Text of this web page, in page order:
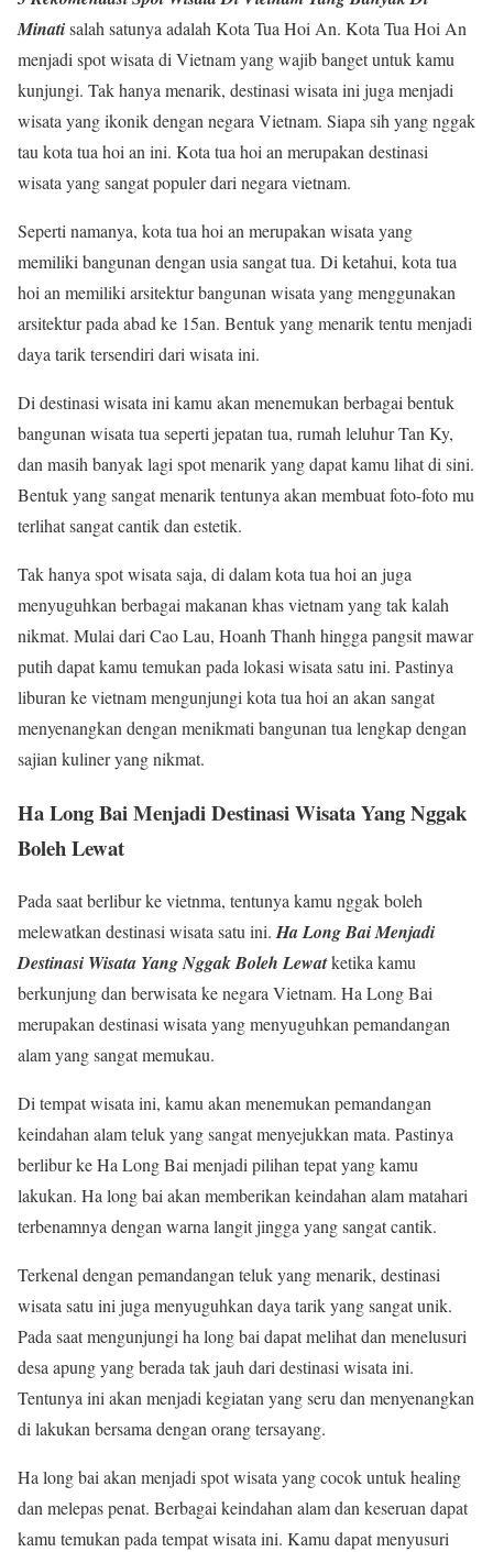
Minatisalah satunya adalah Kota Tua Hoi An. Kota Tua Hoi An
menjadi spot wisata di Vietnam yang wajib banget untuk kamu
kunjungi. Tak hanya menarik, destinasi wisata ini juga menjadi
wisata yang ikonik dengan negara Vietnam. Siapa sih yang nggak
tau kota tua hoi an ini. Kota tua hoi an merupakan destinasi
wisata yang sangat populer dari negara vietnam.
Seperti namanya, kota tua hoi an merupakan wisata yang
memiliki bangunan dengan usia sangat tua. Di ketahui, kota tua
hoi an memiliki arsitektur bangunan wisata yang menggunakan
arsitektur pada abad ke 15an. Bentuk yang menarik tentu menjadi
daya tarik tersendiri dari wisata ini.
Di destinasi wisata ini kamu akan menemukan berbagai bentuk
bangunan wisata tua seperti jepatan tua, rumah leluhur Tan Ky,
dan masih banyak lagi spot menarik yang dapat kamu lihat di sini.
Bentuk yang sangat menarik tentunya akan membuat foto-foto mu
terlihat sangat cantik dan estetik.
Tak hanya spot wisata saja, di dalam kota tua hoi an juga
menyuguhkan berbagai makanan khas vietnam yang tak kalah
nikmat. Mulai dari Cao Lau, Hoanh Thanh hingga pangsit mawar
putih dapat kamu temukan pada lokasi wisata satu ini. Pastinya
liburan ke vietnam mengunjungi kota tua hoi an akan sangat
menyenangkan dengan menikmati bangunan tua lengkap dengan
sajian kuliner yang nikmat.
Ha Long Bai Menjadi Destinasi Wisata Yang Nggak
Boleh Lewat
Pada saat berlibur ke vietnma, tentunya kamu nggak boleh
melewatkan destinasi wisata satu ini.Ha Long Bai Menjadi
Destinasi Wisata Yang Nggak Boleh Lewatketika kamu
berkunjung dan berwisata ke negara Vietnam. Ha Long Bai
merupakan destinasi wisata yang menyuguhkan pemandangan
alam yang sangat memukau.
Di tempat wisata ini, kamu akan menemukan pemandangan
keindahan alam teluk yang sangat menyejukkan mata. Pastinya
berlibur ke Ha Long Bai menjadi pilihan tepat yang kamu
lakukan. Ha long bai akan memberikan keindahan alam matahari
terbenamnya dengan warna langit jingga yang sangat cantik.
Terkenal dengan pemandangan teluk yang menarik, destinasi
wisata satu ini juga menyuguhkan daya tarik yang sangat unik.
Pada saat mengunjungi ha long bai dapat melihat dan menelusuri
desa apung yang berada tak jauh dari destinasi wisata ini.
Tentunya ini akan menjadi kegiatan yang seru dan menyenangkan
di lakukan bersama dengan orang tersayang.
Ha long bai akan menjadi spot wisata yang cocok untuk healing
dan melepas penat. Berbagai keindahan alam dan keseruan dapat
kamu temukan pada tempat wisata ini. Kamu dapat menyusuri